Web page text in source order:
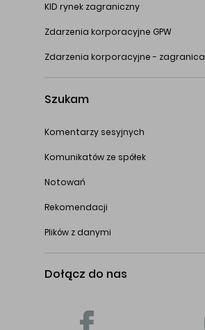
KID rynek zagraniczny
Zdarzenia korporacyjne GPW
Zdarzenia korporacyjne - zagranica
Szukam
Komentarzy sesyjnych
Komunikatów ze spółek
Notowań
Rekomendacji
Plików z danymi
Dołącz do nas